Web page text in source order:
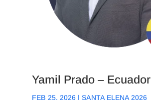
Yamil Prado – Ecuador
FEB 25, 2026| SANTA ELENA 2026